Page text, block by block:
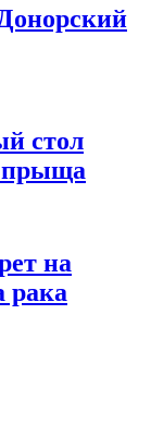
стол
прыща
на
рака